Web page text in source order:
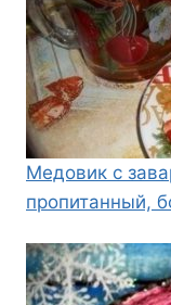
Медовик с
пропитанный,